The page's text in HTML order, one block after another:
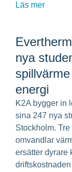
Läs mer
nya
energi
K2A bygger in
sina 247 nya
Stockholm.
omvandlar
ersätter dyrare